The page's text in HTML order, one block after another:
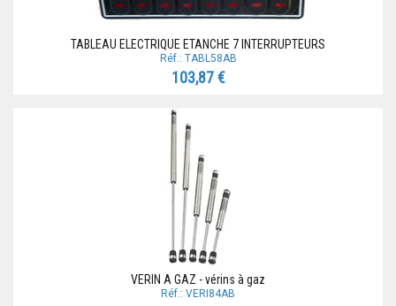
TABLEAU ELECTRIQUE ETANCHE 7 INTERRUPTEURS
Réf.: TABL58AB
103,87 €
VERIN A GAZ - vérins à gaz
Réf.: VERI84AB